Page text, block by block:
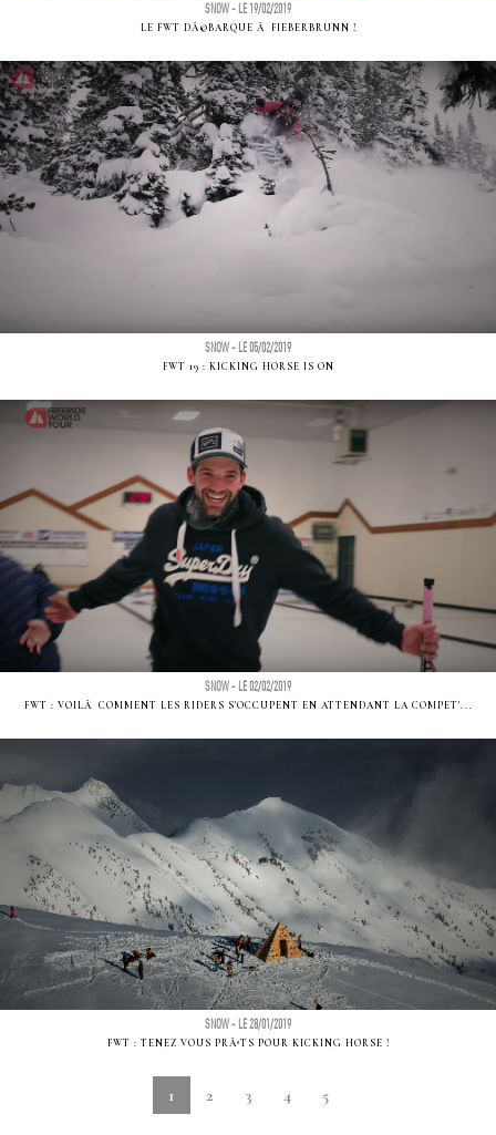
SNOW - LE 19/02/2019
LE FWT DÃ©BARQUE Ã FIEBERBRUNN !
SNOW - LE 05/02/2019
FWT 19 : KICKING HORSE IS ON
SNOW - LE 02/02/2019
FWT : VOILÃ COMMENT LES RIDERS S'OCCUPENT EN ATTENDANT LA COMPET'...
SNOW - LE 28/01/2019
FWT : TENEZ VOUS PRÃªTS POUR KICKING HORSE !
1 2 3 4 5